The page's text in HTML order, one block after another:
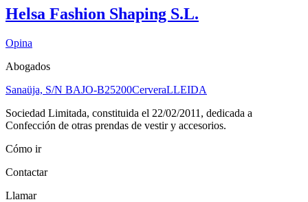
Helsa Fashion Shaping S.L.
Opina
Abogados
Sanaüja, S/N BAJO-B25200CerveraLLEIDA
Sociedad Limitada, constituida el 22/02/2011, dedicada a
Confección de otras prendas de vestir y accesorios.
Cómo ir
Contactar
Llamar